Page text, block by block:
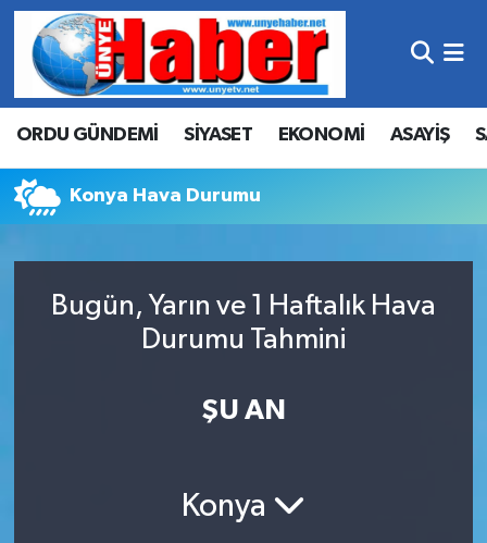
ORDU GÜNDEMİ SİYASET EKONOMİ ASAYİŞ
Konya Hava Durumu
Bugün, Yarın ve 1 Haftalık Hava
Durumu Tahmini
ŞU AN
Konya
Hava Durumu
Trafik Durumu
Süper Lig Puan Durumu ve Fikstür
Son Dakika Haberleri